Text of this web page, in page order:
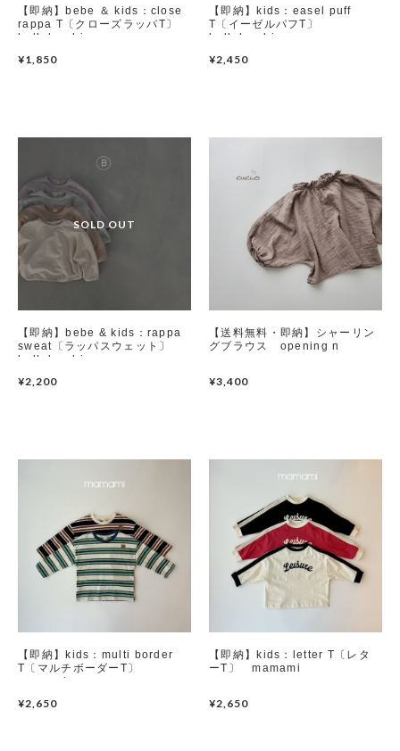
【即納】bebe ＆ kids：close
rappa T〔クローズラッパT〕
bellabambina
¥1,850
【即納】kids：easel puff
T〔イーゼルパフT〕
bellabambina
¥2,450
【即納】bebe & kids：rappa
sweat〔ラッパスウェット〕
bellabambina
¥2,200
【送料無料・即納】シャーリン
グブラウス opening n
¥3,400
【即納】kids：multi border
T〔マルチボーダーT〕
mamami
¥2,650
【即納】kids：letter T〔レタ
ーT〕 mamami
¥2,650